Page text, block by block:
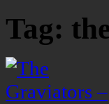
Tag: